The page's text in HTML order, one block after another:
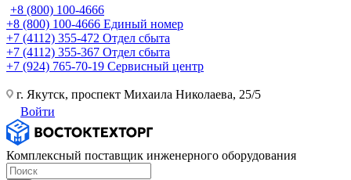
+8 (800) 100-4666
+8 (800) 100-4666 Единый номер
+7 (4112) 355-472 Отдел сбыта
+7 (4112) 355-367 Отдел сбыта
+7 (924) 765-70-19 Сервисный центр
г. Якутск, проспект Михаила Николаева, 25/5
Войти
Комплексный поставщик инженерного оборудования